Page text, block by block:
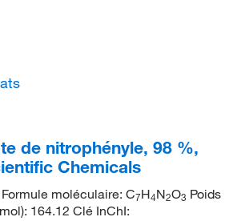
de nitrophényle, 98 %,
Chemicals
moléculaire: C7H4N2O3 Poids
164.12 Clé InChI: